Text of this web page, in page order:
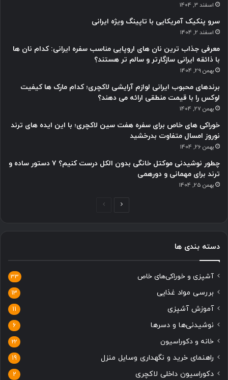
اسفند 3, 1404
سرو پنکیک آمریکایی با تاپینگ ویژه ایرانی
اسفند 2, 1404
معرفی جذاب ترین نان های اروپایی مناسب سفره ایرانی: کدام نان ها
با ذائقه ایرانی سازگارتر و سالم تر هستند؟
بهمن 29, 1404
برندهای محبوب ایرانی لوازم آرایشی لاکچری؛ کدام مارک ها کیفیت
لوکس را با قیمت منطقی ارائه می دهند؟
بهمن 27, 1404
خوراکی های خاص برای سفره هفت سین لاکچری؛ با این ایده های ترند
نوروز امسال متفاوت بدرخشید
بهمن 26, 1404
چطور نوشیدنی موکتل خانگی بدون الکل درست کنیم؟ ۷ دستور ساده و
ترند برای مهمانی و دورهمی
بهمن 25, 1404
دسته بندی ها
آشپزی و خوراکی‌های خاص 33
بررسی مواد غذایی 13
آموزش آشپزی 11
نوشیدنی‌ها و دسرها 6
خانه و دکوراسیون 22
راهنمای خرید و نگهداری وسایل منزل 19
دکوراسیون داخلی لاکچری 2